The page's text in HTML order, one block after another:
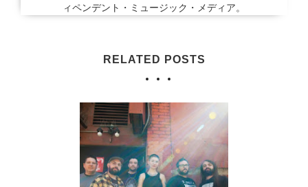
ィペンデント・ミュージック・メディア。
RELATED POSTS